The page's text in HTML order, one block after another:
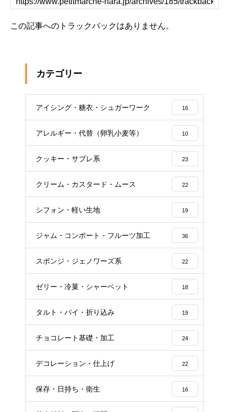
この記事へのトラックバックはありません。
カテゴリー
アイシング・糖衣・シュガーワーク 16
アレルギー・代替（卵乳小麦等） 10
クッキー・サブレ系 23
クリーム・カスタード・ムース 22
シフォン・軽い生地 19
ジャム・コンポート・フルーツ加工 36
スポンジ・ジェノワーズ系 22
ゼリー・冷菓・シャーベット 18
タルト・パイ・折り込み 19
チョコレート基礎・加工 24
デコレーション・仕上げ 22
保存・日持ち・衛生 16